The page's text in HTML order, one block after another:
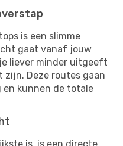
is een slimme
gaat vanaf jouw
liever minder uitgeeft
zijn. Deze routes gaan
en kunnen de totale